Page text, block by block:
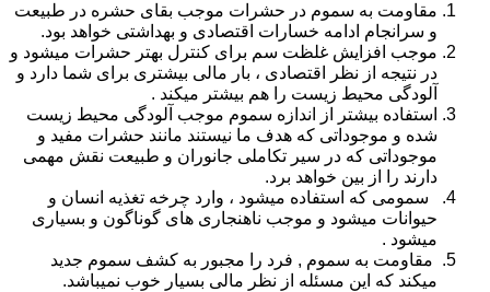
مقاومت به سموم در حشرات موجب بقای حشره در طبیعت
و سرانجام ادامه خسارات اقتصادی و بهداشتی خواهد بود.
موجب افزایش غلظت سم برای کنترل بهتر حشرات میشود و
در نتیجه از نظر اقتصادی ، بار مالی بیشتری برای شما دارد و
آلودگی محیط زیست را هم بیشتر میکند .
استفاده بیشتر از اندازه سموم موجب آلودگی محیط زیست
شده و موجوداتی که هدف ما نیستند مانند حشرات مفید و
موجوداتی که در سیر تکاملی جانوران و طبیعت نقش مهمی
دارند را از بین خواهد برد.
سمومی که استفاده میشود ، وارد چرخه تغذیه انسان و
حیوانات میشود و موجب ناهنجاری های گوناگون و بسیاری
میشود .
مقاومت به سموم , فرد را مجبور به کشف سموم جدید
میکند که این مسئله از نظر مالی بسیار خوب نمیباشد.